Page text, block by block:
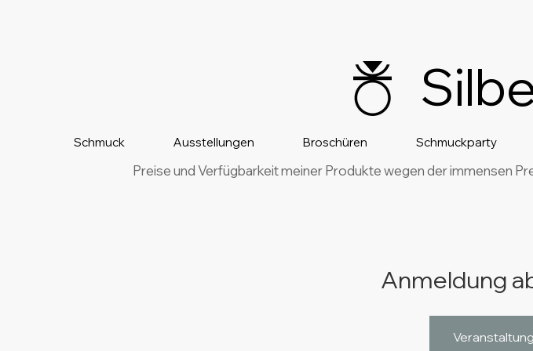
Schmuck Ausstellungen Broschüren Schmuckparty
Preise und Verfügbarkeit meiner Produkte wegen der immensen
Anmeldung